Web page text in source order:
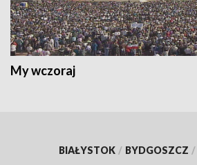
My wczoraj
BIAŁYSTOK / BYDGOSZCZ /